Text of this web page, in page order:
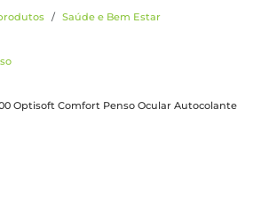
Saúde e Bem Estar
Optisoft Comfort Penso Ocular Autocolante